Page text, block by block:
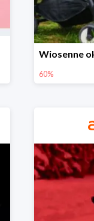
60%